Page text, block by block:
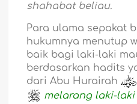
shahabat beliau.
Para ulama sepakat
hukumnya menutup
baik bagi laki-laki
berdasarkan hadits
dari Abu Hurairah
melarang laki-